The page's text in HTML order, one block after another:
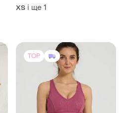
ХS і ще 1
TOP